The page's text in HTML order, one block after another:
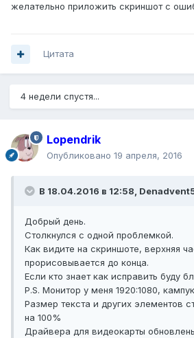
желательно приложить скриншот с
Цитата
4 недели спустя...
Lopendrik
Опубликовано 19 апреля, 2016
В 18.04.2016 в 12:58,
Добрый день.
Столкнулся с одной проблемкой.
Как видите на скриншоте, верхняя
прорисовывается до конца.
Если кто знает как исправить буду
P.S. Монитор у меня 1920:1080,
Размер текста и других элементов
на 100%
Драйвера для видеокарты